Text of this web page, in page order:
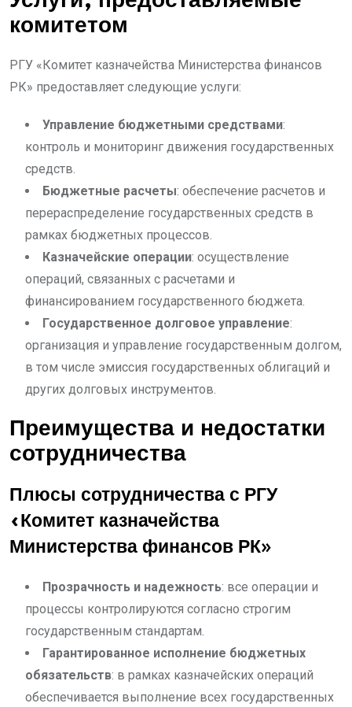
комитетом
РГУ «Комитет казначейства Министерства финансов
РК» предоставляет следующие услуги:
Управление бюджетными средствами:
контроль и мониторинг движения государственных
средств.
Бюджетные расчеты: обеспечение расчетов и
перераспределение государственных средств в
рамках бюджетных процессов.
Казначейские операции: осуществление
операций, связанных с расчетами и
финансированием государственного бюджета.
Государственное долговое управление:
организация и управление государственным долгом,
в том числе эмиссия государственных облигаций и
других долговых инструментов.
Преимущества и недостатки
сотрудничества
Плюсы сотрудничества с РГУ
«Комитет казначейства
Министерства финансов РК»
Прозрачность и надежность: все операции и
процессы контролируются согласно строгим
государственным стандартам.
Гарантированное исполнение бюджетных
обязательств: в рамках казначейских операций
обеспечивается выполнение всех государственных